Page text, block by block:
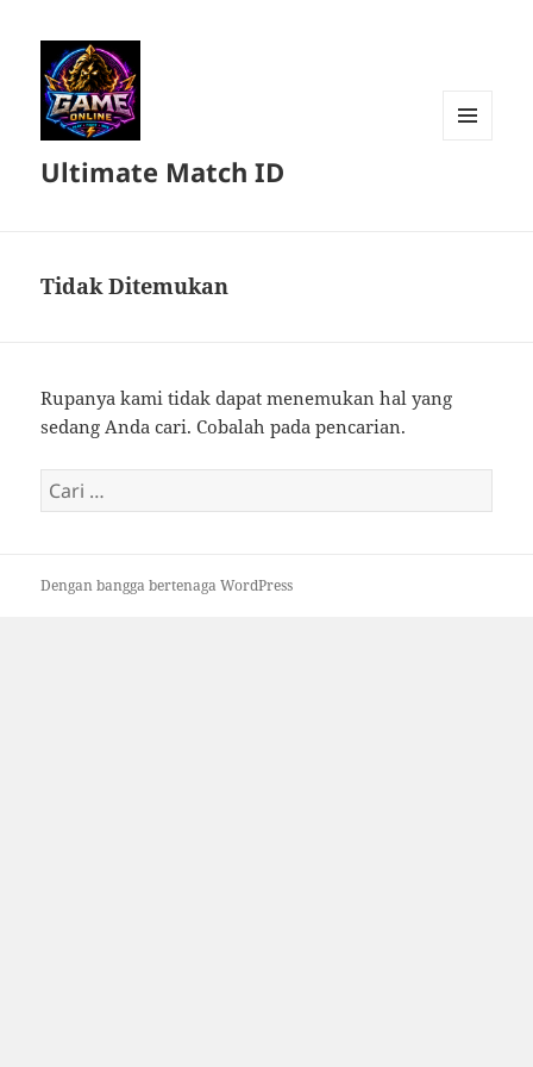
Ultimate Match ID
Tidak Ditemukan
Rupanya kami tidak dapat menemukan hal yang
sedang Anda cari. Cobalah pada pencarian.
Cari
untuk:
Dengan bangga bertenaga WordPress